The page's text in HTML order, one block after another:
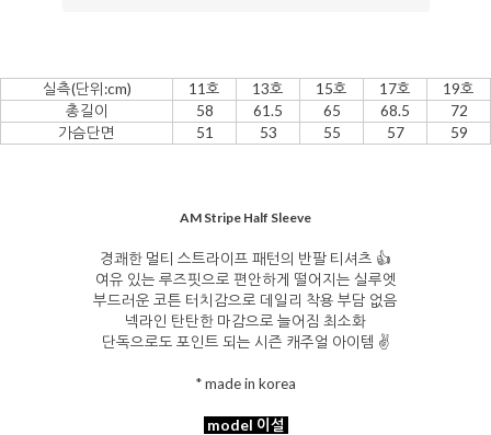
실측(단위:cm) 11호 13호 15호 17호
19호
총길이
58 61.5 65 68.5
72
가슴단면
51 53 55 57 59
AM Stripe Half Sleeve
경쾌한 멀티 스트라이프 패턴의 반팔 티셔츠 👍
여유 있는 루즈핏으로 편안하게 떨어지는 실루엣
부드러운 코튼 터치감으로 데일리 착용 부담 없음
넥라인 탄탄한 마감으로 늘어짐 최소화
단독으로도 포인트 되는 시즌 캐주얼 아이템 ✌️
* made in korea
model 이설